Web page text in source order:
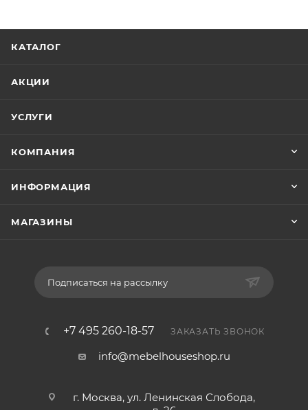
КАТАЛОГ
АКЦИИ
УСЛУГИ
КОМПАНИЯ
ИНФОРМАЦИЯ
МАГАЗИНЫ
Подписаться на рассылку
+7 495 260-18-57 ЗАКАЗАТЬ ЗВОНОК
info@mebelhouseshop.ru
г. Москва, ул. Ленинская Слобода,